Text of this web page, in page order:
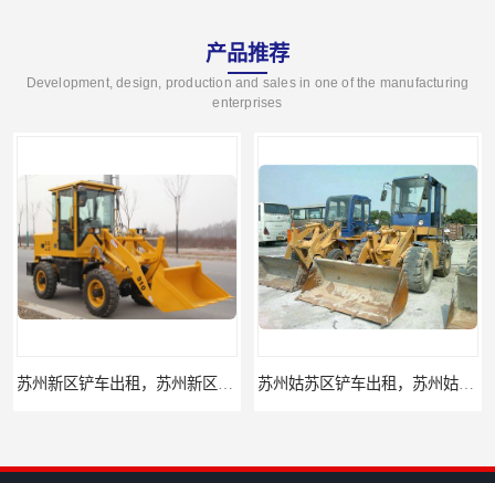
产品推荐
Development, design, production and sales in one of the manufacturing
enterprises
苏州新区铲车出租，苏州新区装载机出租 苏州姑苏区铲车出租，苏州姑苏区装载机出租